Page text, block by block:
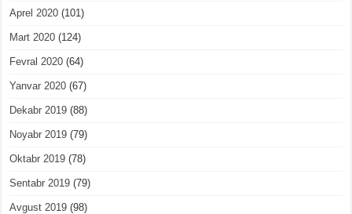
Aprel 2020 (101)
Mart 2020 (124)
Fevral 2020 (64)
Yanvar 2020 (67)
Dekabr 2019 (88)
Noyabr 2019 (79)
Oktabr 2019 (78)
Sentabr 2019 (79)
Avgust 2019 (98)